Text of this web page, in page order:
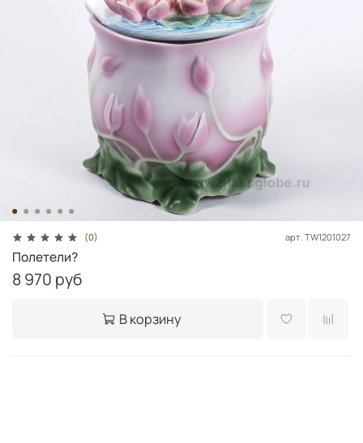
(0) арт. TW1201027
Полетели?
8 970 руб
В корзину